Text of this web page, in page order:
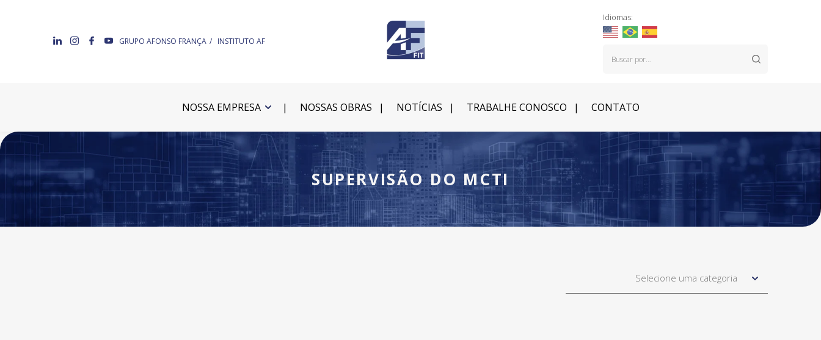
GRUPO AFONSO FRANÇA INSTITUTO AF
Idiomas:
NOSSA EMPRESA NOSSAS OBRAS NOTÍCIAS TRABALHE CONOSCO CONTATO
SUPERVISÃO DO MCTI
Selecione uma categoria